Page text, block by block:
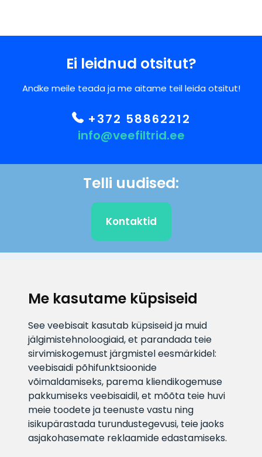
Me kasutame küpsiseid
See veebisait kasutab küpsiseid ja muid
jälgimistehnoloogiaid, et parandada teie
sirvimiskogemust järgmistel eesmärkidel:
veebisaidi põhifunktsioonide
võimaldamiseks, parema kliendikogemuse
pakkumiseks veebisaidil,et mõõta teie huvi
meie toodete ja teenuste vastu ning
isikupärastada turundustegevusi, teie jaoks
asjakohasemate reklaamide edastamiseks.
Ei leidnud otsitut?
Andke meile teada ja me aitame teil leida otsitut!
+372 58862212
info@veefiltrid.ee
Telli uudised:
Kontaktid
info@veefiltrid.ee
Infotelefon
+372 58862212
Vaata tööaegu
Reti tee 11, Peetri, 75312 Harju
maakond, Estonia